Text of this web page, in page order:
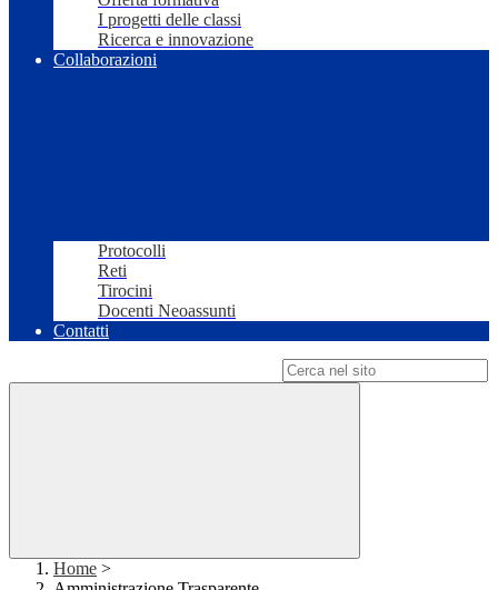
I progetti delle classi
Ricerca e innovazione
Collaborazioni
Protocolli
Reti
Tirocini
Docenti Neoassunti
Contatti
Home >